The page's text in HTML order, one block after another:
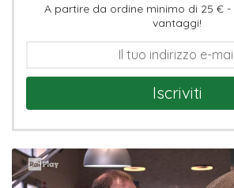
A partire da ordine minimo di 25 € -
vantaggi!
Iscriviti